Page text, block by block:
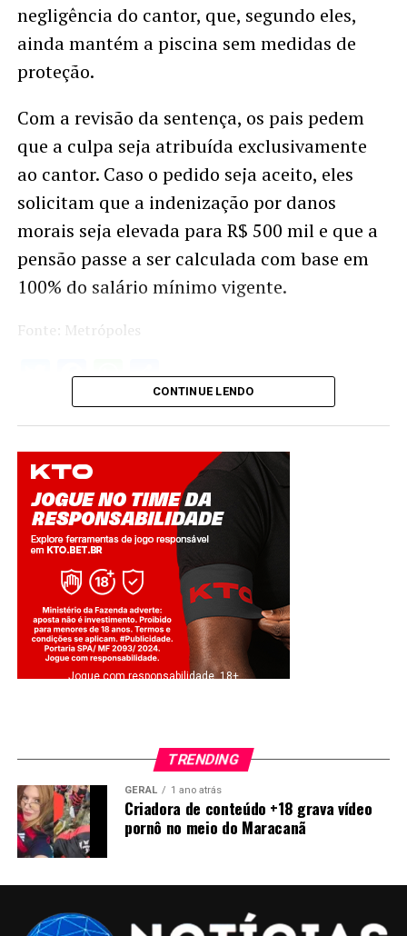
negligência do cantor, que, segundo eles,
ainda mantém a piscina sem medidas de
proteção.
Com a revisão da sentença, os pais pedem
que a culpa seja atribuída exclusivamente
ao cantor. Caso o pedido seja aceito, eles
solicitam que a indenização por danos
morais seja elevada para R$ 500 mil e que a
pensão passe a ser calculada com base em
100% do salário mínimo vigente.
Fonte: Metrópoles
Twitter
Facebook
WhatsApp
Share
CONTINUE LENDO
Jogue com responsabilidade. 18+
TRENDING
GERAL 1 ano atrás
Criadora de conteúdo +18 grava vídeo
pornô no meio do Maracanã